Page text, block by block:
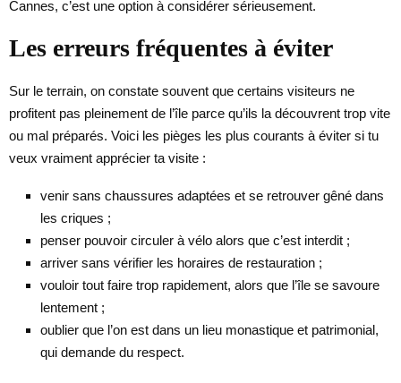
Cannes, c’est une option à considérer sérieusement.
Les erreurs fréquentes à éviter
Sur le terrain, on constate souvent que certains visiteurs ne
profitent pas pleinement de l’île parce qu’ils la découvrent trop vite
ou mal préparés. Voici les pièges les plus courants à éviter si tu
veux vraiment apprécier ta visite :
venir sans chaussures adaptées et se retrouver gêné dans
les criques ;
penser pouvoir circuler à vélo alors que c’est interdit ;
arriver sans vérifier les horaires de restauration ;
vouloir tout faire trop rapidement, alors que l’île se savoure
lentement ;
oublier que l’on est dans un lieu monastique et patrimonial,
qui demande du respect.